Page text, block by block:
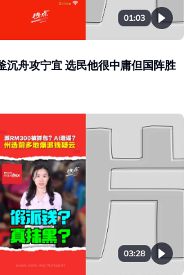
01:03
沉舟攻宁宜 选民他很中庸但国阵胜
03:28